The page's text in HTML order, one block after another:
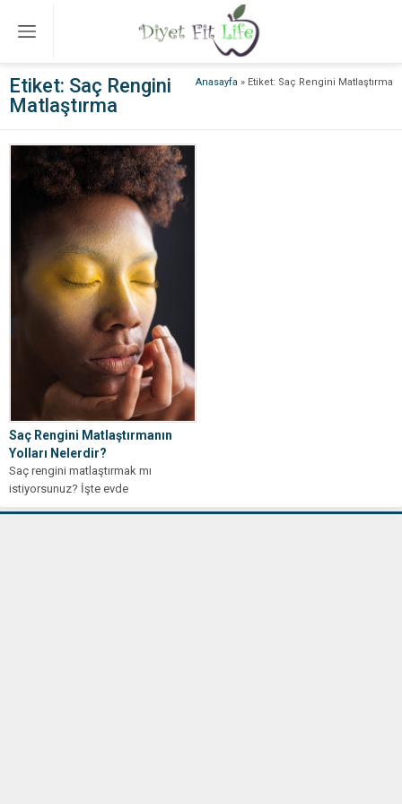
Anasayfa » Etiket: Saç Rengini Matlaştırma
Etiket: Saç Rengini
Matlaştırma
Saç Rengini Matlaştırmanın
Yolları Nelerdir?
Saç rengini matlaştırmak mı
istiyorsunuz? İşte evde
uygulayabileceğiniz basit ve etkili